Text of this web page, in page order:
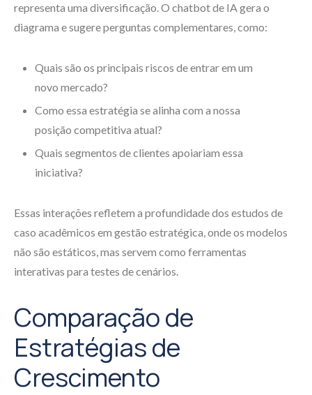
representa uma diversificação. O chatbot de IA gera o
diagrama e sugere perguntas complementares, como:
Quais são os principais riscos de entrar em um
novo mercado?
Como essa estratégia se alinha com a nossa
posição competitiva atual?
Quais segmentos de clientes apoiariam essa
iniciativa?
Essas interações refletem a profundidade dos estudos de
caso acadêmicos em gestão estratégica, onde os modelos
não são estáticos, mas servem como ferramentas
interativas para testes de cenários.
Comparação de
Estratégias de
Crescimento